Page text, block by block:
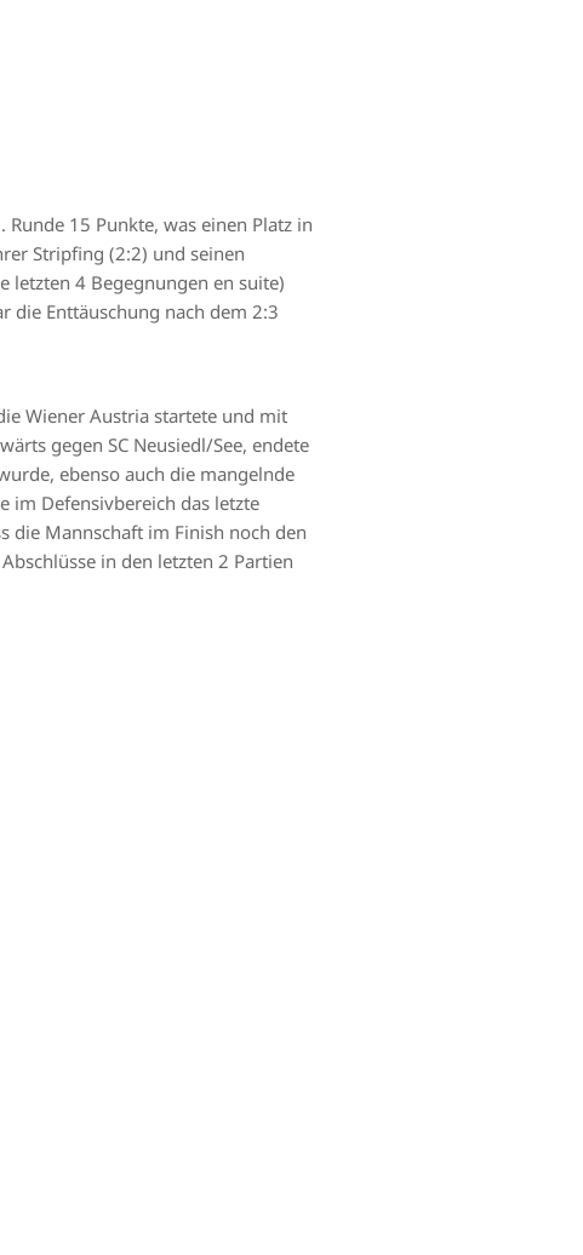
15 Punkte, was einen Platz in
Stripfing (2:2) und seinen
letzten 4 Begegnungen en suite)
die Enttäuschung nach dem 2:3
Wiener Austria startete und mit
gegen SC Neusiedl/See, endete
ebenso auch die mangelnde
im Defensivbereich das letzte
die Mannschaft im Finish noch den
in den letzten 2 Partien